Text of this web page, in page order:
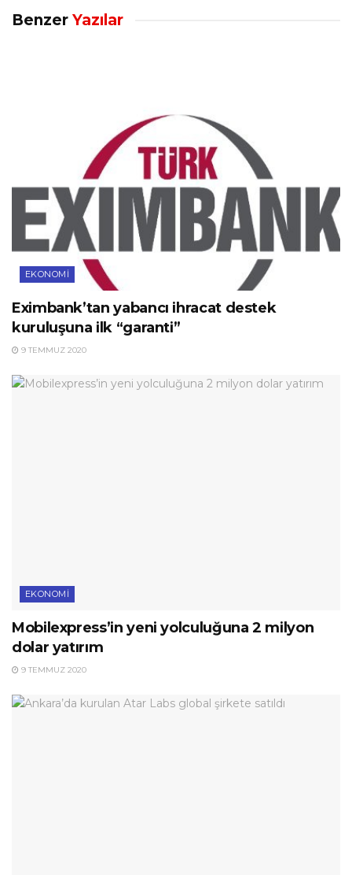
Benzer Yazılar
EKONOMI
Eximbank’tan yabancı ihracat destek
kuruluşuna ilk “garanti”
9 TEMMUZ 2020
EKONOMI
Mobilexpress’in yeni yolculuğuna 2 milyon
dolar yatırım
9 TEMMUZ 2020